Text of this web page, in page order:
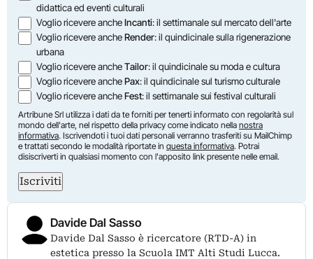
didattica ed eventi culturali
Voglio ricevere ancheIncanti: il settimanale sul mercato dell'arte
Voglio ricevere ancheRender: il quindicinale sulla rigenerazione
urbana
Voglio ricevere ancheTailor: il quindicinale su moda e cultura
Voglio ricevere anchePax: il quindicinale sul turismo culturale
Voglio ricevere ancheFest: il settimanale sui festival culturali
Artribune Srl utilizza i dati da te forniti per tenerti informato con regolarità sul
mondo dell'arte, nel rispetto della privacy come indicato nella nostra
informativa. Iscrivendoti i tuoi dati personali verranno trasferiti su MailChimp
e trattati secondo le modalità riportate in questa informativa. Potrai
disiscriverti in qualsiasi momento con l'apposito link presente nelle email.
Iscriviti
Davide Dal Sasso
Davide Dal Sasso è ricercatore (RTD-A) in
estetica presso la Scuola IMT Alti Studi Lucca.